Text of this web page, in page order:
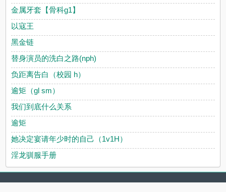
金属牙套【骨科g1】
以寇王
黑金链
替身演员的洗白之路(nph)
负距离告白（校园 h）
逾矩（gl sm）
我们到底什么关系
逾矩
她决定宴请年少时的自己（1v1H）
淫龙驯服手册